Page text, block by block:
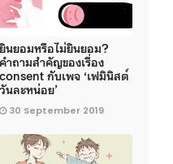
ยินยอมหรือไม่ยินยอม?
คำถามสำคัญของเรื่อง
consent กับเพจ ‘เฟมินิสต์
วันละหน่อย’
30 September 2019